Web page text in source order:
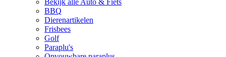
Bekijk alle Auto & Fiets
BBQ
Dierenartikelen
Frisbees
Golf
Paraplu's